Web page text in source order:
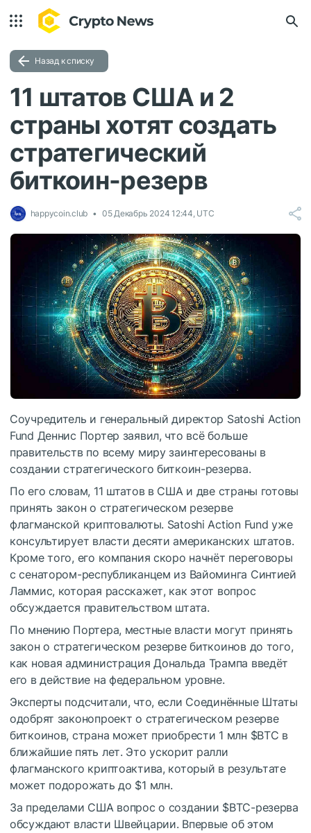
Назад к списку
11 штатов США и 2
страны хотят создать
стратегический
биткоин-резерв
happycoin.club 05 Декабрь 2024 12:44, UTC
Соучредитель и генеральный директор Satoshi Action
Fund Деннис Портер заявил, что всё больше
правительств по всему миру заинтересованы в
создании стратегического биткоин-резерва.
По его словам, 11 штатов в США и две страны готовы
принять закон о стратегическом резерве
флагманской криптовалюты. Satoshi Action Fund уже
консультирует власти десяти американских штатов.
Кроме того, его компания скоро начнёт переговоры
с сенатором-республиканцем из Вайоминга Синтией
Ламмис, которая расскажет, как этот вопрос
обсуждается правительством штата.
По мнению Портера, местные власти могут принять
закон о стратегическом резерве биткоинов до того,
как новая администрация Дональда Трампа введёт
его в действие на федеральном уровне.
Эксперты подсчитали, что, если Соединённые Штаты
одобрят законопроект о стратегическом резерве
биткоинов, страна может приобрести 1 млн $BTC в
ближайшие пять лет. Это ускорит ралли
флагманского криптоактива, который в результате
может подорожать до $1 млн.
За пределами США вопрос о создании $BTC-резерва
обсуждают власти Швейцарии. Впервые об этом